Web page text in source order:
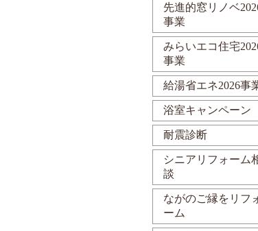
先進的窓リノベ
事業
みらいエコ住宅
事業
給湯省エネ2026事
浴室キャンペーン
耐震診断
シニアリフォーム
談
ながのご縁をリフ
ーム